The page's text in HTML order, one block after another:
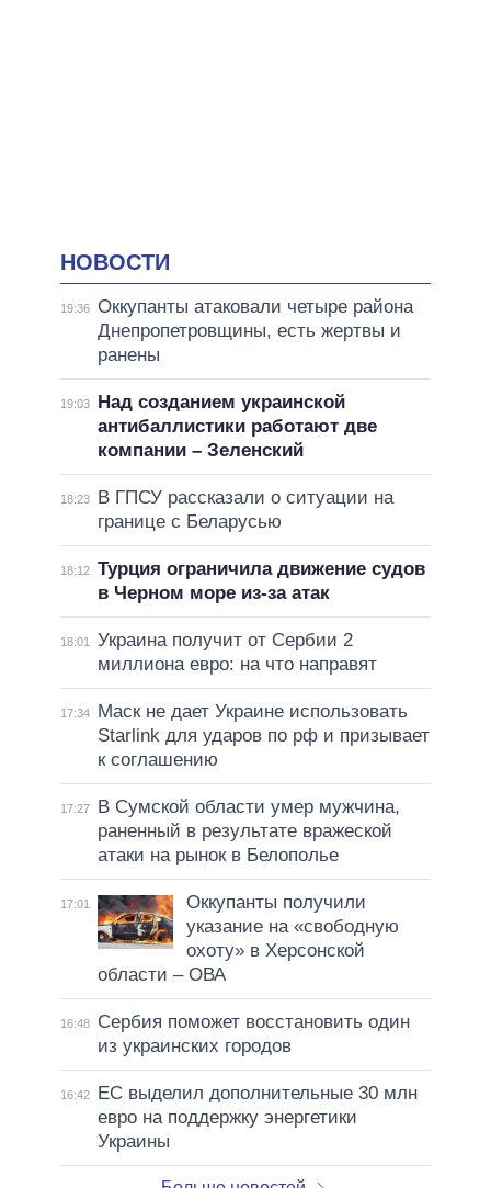
НОВОСТИ
19:36 Оккупанты атаковали четыре района
Днепропетровщины, есть жертвы и
ранены
19:03
Над созданием украинской
антибаллистики работают две
компании – Зеленский
18:23
В ГПСУ рассказали о ситуации на
границе с Беларусью
18:12 Турция ограничила движение судов
в Черном море из-за атак
18:01
Украина получит от Сербии 2
миллиона евро: на что направят
17:34
Маск не дает Украине использовать
Starlink для ударов по рф и призывает
к соглашению
17:27
В Сумской области умер мужчина,
раненный в результате вражеской
атаки на рынок в Белополье
17:01
Оккупанты получили
указание на «свободную
охоту» в Херсонской
области – ОВА
16:48
Сербия поможет восстановить один
из украинских городов
16:42
ЕС выделил дополнительные 30 млн
евро на поддержку энергетики
Украины